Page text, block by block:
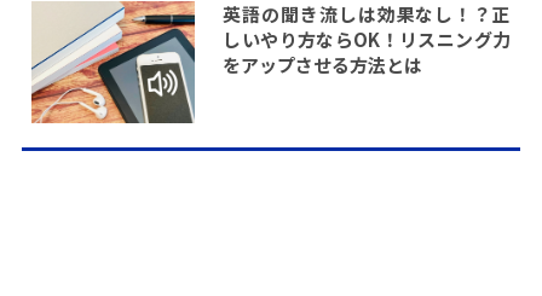
英語の聞き流しは効果なし！？正
しいやり方ならOK！リスニング力
をアップさせる方法とは